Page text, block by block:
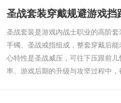
圣战套装穿戴规避游戏挡
圣战套装是游戏内战士职业的高阶
手镯、圣战戒指组成，整套穿戴后
心特性是圣战威压，可往下压跟前
率。游戏后期的升级与攻坚过程中